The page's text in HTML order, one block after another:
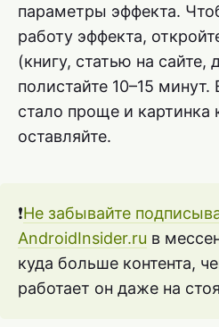
параметры эффекта.
работу эффекта,
(книгу, статью на сайте,
полистайте 10–15
стало проще и картинка
оставляйте.
❗️Не забывайте
AndroidInsider.ru в
куда больше контента,
работает он даже на